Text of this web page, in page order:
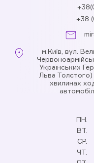
+38
м.Київ, вул.
Українських
Льва
хвилинах
ПН.
ВТ.
СР.
ЧТ.